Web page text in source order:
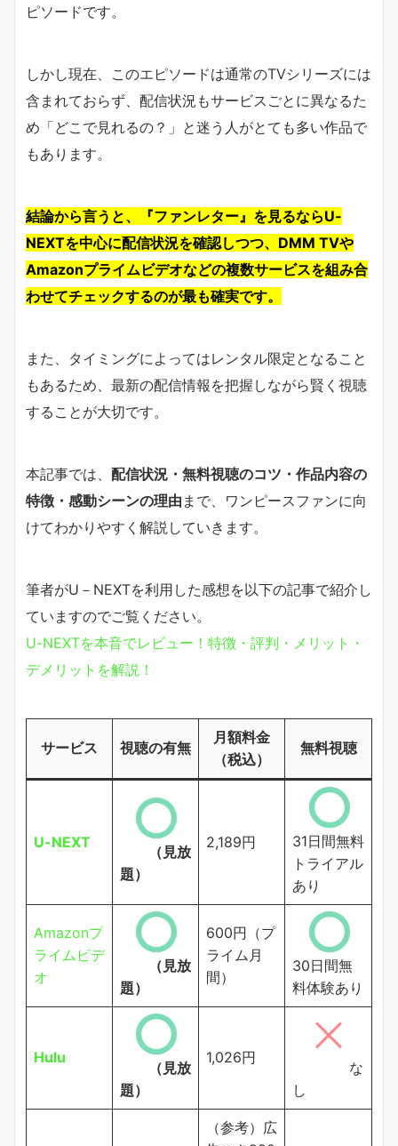
ピソードです。
しかし現在、このエピソードは通常のTVシリーズには
含まれておらず、配信状況もサービスごとに異なるた
め「どこで見れるの？」と迷う人がとても多い作品で
もあります。
結論から言うと、『ファンレター』を見るならU-
NEXTを中心に配信状況を確認しつつ、DMM TVや
Amazonプライムビデオなどの複数サービスを組み合
わせてチェックするのが最も確実です。
また、タイミングによってはレンタル限定となること
もあるため、最新の配信情報を把握しながら賢く視聴
することが大切です。
本記事では、 配信状況・無料視聴のコツ・作品内容の
特徴・感動シーンの理由 まで、ワンピースファンに向
けてわかりやすく解説していきます。
筆者がU－NEXTを利用した感想を以下の記事で紹介し
ていますのでご覧ください。
U-NEXTを本音でレビュー！特徴・評判・メリット・
デメリットを解説！
サービス 視聴の有無
月額料金
（税込）
無料視聴
U-NEXT
（見放
題）
2,189円
31日間無料
トライアル
あり
Amazonプ
ライムビデ
オ
（見放
題）
600円（プ
ライム月
間）
30日間無
料体験あり
Hulu
（見放
題）
1,026円
な
し
（参考）広